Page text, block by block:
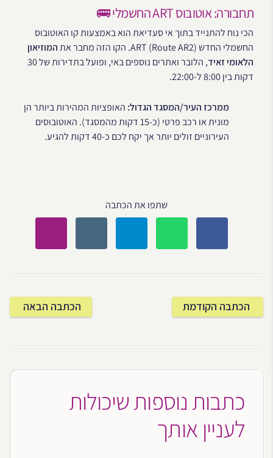
תחבורה: אוטובוס ART החשמלי 🚌
הכי נוח להתנייד בתוך אי סעדיאת הוא באמצעות קו האוטובוס
החשמלי החדש ART (Route AR2). הקו הזה מחבר את
המוזיאון
הלאומי זאיד
, הלובר ואתרים נוספים באי, ופועל בתדירות של 30
דקות בין 8:00 ל-22:00.
ממרכז העיר/המסגד הגדול: האופציות המהירות ביותר הן
מונית או רכב פרטי (כ-15 דקות מהמסגד). האוטובוסים
העירוניים זולים יותר אך יקח לכם כ-40 דקות להגיע.
שתפו את הכתבה
הכתבה הקודמת הכתבה הבאה
כתבות נוספות שיכולות
לעניין אותך